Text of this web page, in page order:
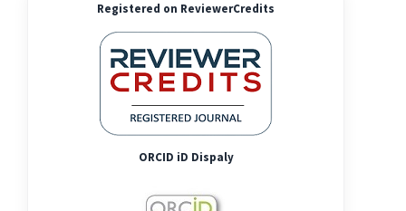
Registered on ReviewerCredits
ORCID iD Dispaly